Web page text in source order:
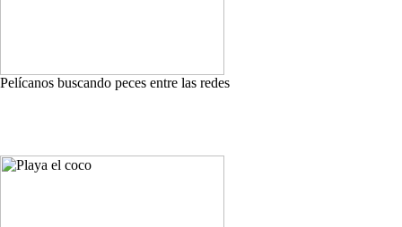
Pelícanos buscando peces entre las redes